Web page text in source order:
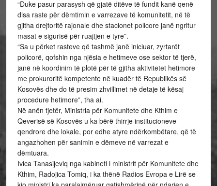
“Duke pasur parasysh që gjatë ditëve të fundit kanë qenë
disa raste për dëmtimin e varrezave të komunitetit, në të
gjitha drejtoritë rajonale dhe stacionet policore janë ngritur
masat e sigurisë për ruajtjen e tyre”.
“Sa u përket rasteve që tashmë janë iniciuar, zyrtarët
policorë, qofshin nga njësia e hetimeve ose sektor të tjerë,
janë në koordinim të plotë për të gjitha aktivitetet hetimore
me prokuroritë kompetente në kuadër të Republikës së
Kosovës dhe do të presim zhvillimet në detaje të kësaj
procedure hetimore”, tha ai.
Në anën tjetër, Ministria për Komunitete dhe Kthim e
Qeverisë së Kosovës u ka bërë thirrje institucioneve
qendrore dhe lokale, por edhe atyre ndërkombëtare, që të
angazhohen për sanimin e dëmeve në varrezat e
dëmtuara.
Ivica Tanasijeviq nga kabineti i ministrit për Komunitete dhe
Kthim, Radojica Tomiq, i ka thënë Radios Evropa e Lirë se